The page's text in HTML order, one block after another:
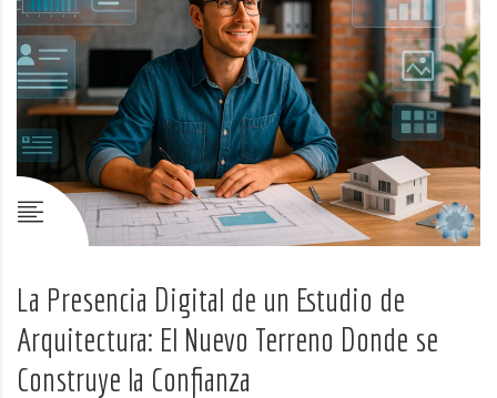
La Presencia Digital de un Estudio de
Arquitectura: El Nuevo Terreno Donde se
Construye la Confianza